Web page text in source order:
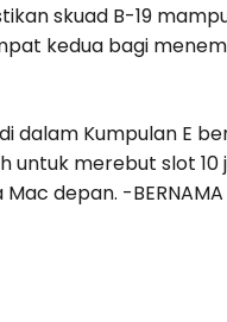
skuad B-19
kedua bagi
dalam Kumpulan E
untuk merebut slot
depan. -BERNAMA